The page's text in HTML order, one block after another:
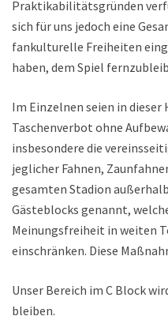
Praktikabilitätsgründen
sich für uns jedoch eine
fankulturelle Freiheiten
haben, dem Spiel
Im Einzelnen seien in dieser
Taschenverbot ohne
insbesondere die
jeglicher Fahnen,
gesamten Stadion
Gästeblocks genannt,
Meinungsfreiheit in weiten
einschränken. Diese
Unser Bereich im C Block
bleiben.